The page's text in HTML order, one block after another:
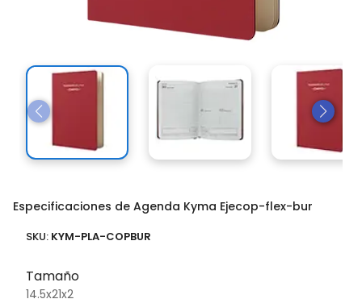
Especificaciones de Agenda Kyma Ejecop-flex-bur
SKU: KYM-PLA-COPBUR
Tamaño
14.5x21x2